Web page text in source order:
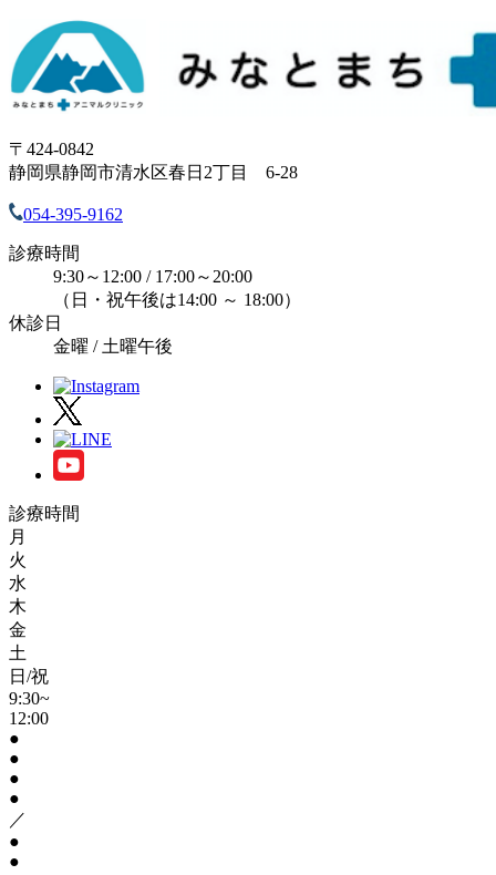
〒424-0842
静岡県静岡市清水区春日2丁目 6-28
054-395-9162
診療時間
9:30～12:00 / 17:00～20:00
（日・祝午後は14:00 ～ 18:00）
休診日
金曜 / 土曜午後
診療時間
月
火
水
木
金
土
日/祝
9:30~
12:00
●
●
●
●
／
●
●